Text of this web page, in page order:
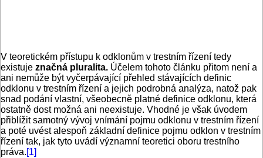
V teoretickém přístupu k odklonům v trestním řízení tedy
existuje značná pluralita. Účelem tohoto článku přitom není a
ani nemůže být vyčerpávající přehled stávajících definic
odklonu v trestním řízení a jejich podrobná analýza, natož pak
snad podání vlastní, všeobecně platné definice odklonu, která
ostatně dost možná ani neexistuje. Vhodné je však úvodem
přiblížit samotný vývoj vnímání pojmu odklonu v trestním řízení
a poté uvést alespoň základní definice pojmu odklon v trestním
řízení tak, jak tyto uvádí významní teoretici oboru trestního
práva.[1]